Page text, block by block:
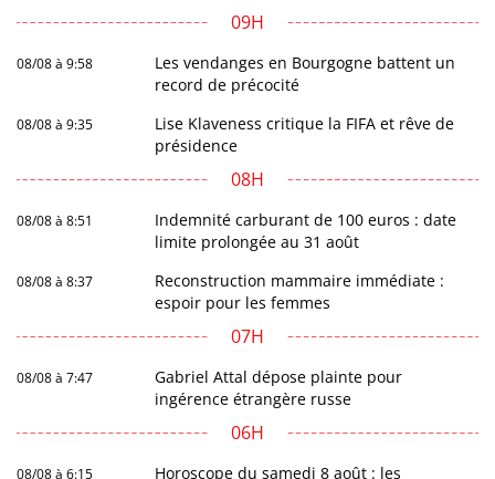
09H
08/08 à 9:58
Les vendanges en Bourgogne battent un
record de précocité
08/08 à 9:35
Lise Klaveness critique la FIFA et rêve de
présidence
08H
08/08 à 8:51
Indemnité carburant de 100 euros : date
limite prolongée au 31 août
08/08 à 8:37
Reconstruction mammaire immédiate :
espoir pour les femmes
07H
08/08 à 7:47
Gabriel Attal dépose plainte pour
ingérence étrangère russe
06H
08/08 à 6:15
Horoscope du samedi 8 août : les